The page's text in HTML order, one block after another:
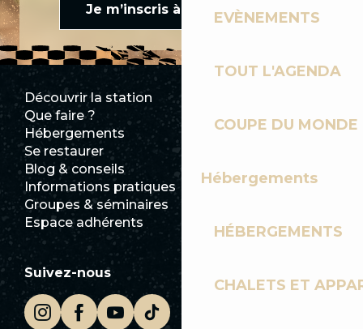
EVÈNEMENTS
TOUT L'AGENDA
COUPE DU
Hébergements
HÉBERGEMENTS
CHALETS ET
Je m’inscris à la newsletter
Découvrir la station
Que faire ?
Hébergements
Se restaurer
Blog & conseils
Informations pratiques
Groupes & séminaires
Espace adhérents
Club Les Gets
Documentation
Ecotourisme
Mairie
Les Gets Tourisme
Suivez-nous